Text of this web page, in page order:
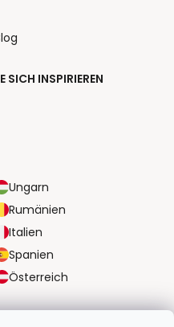
SICH INSPIRIEREN
Ungarn
Rumänien
Italien
Spanien
Österreich